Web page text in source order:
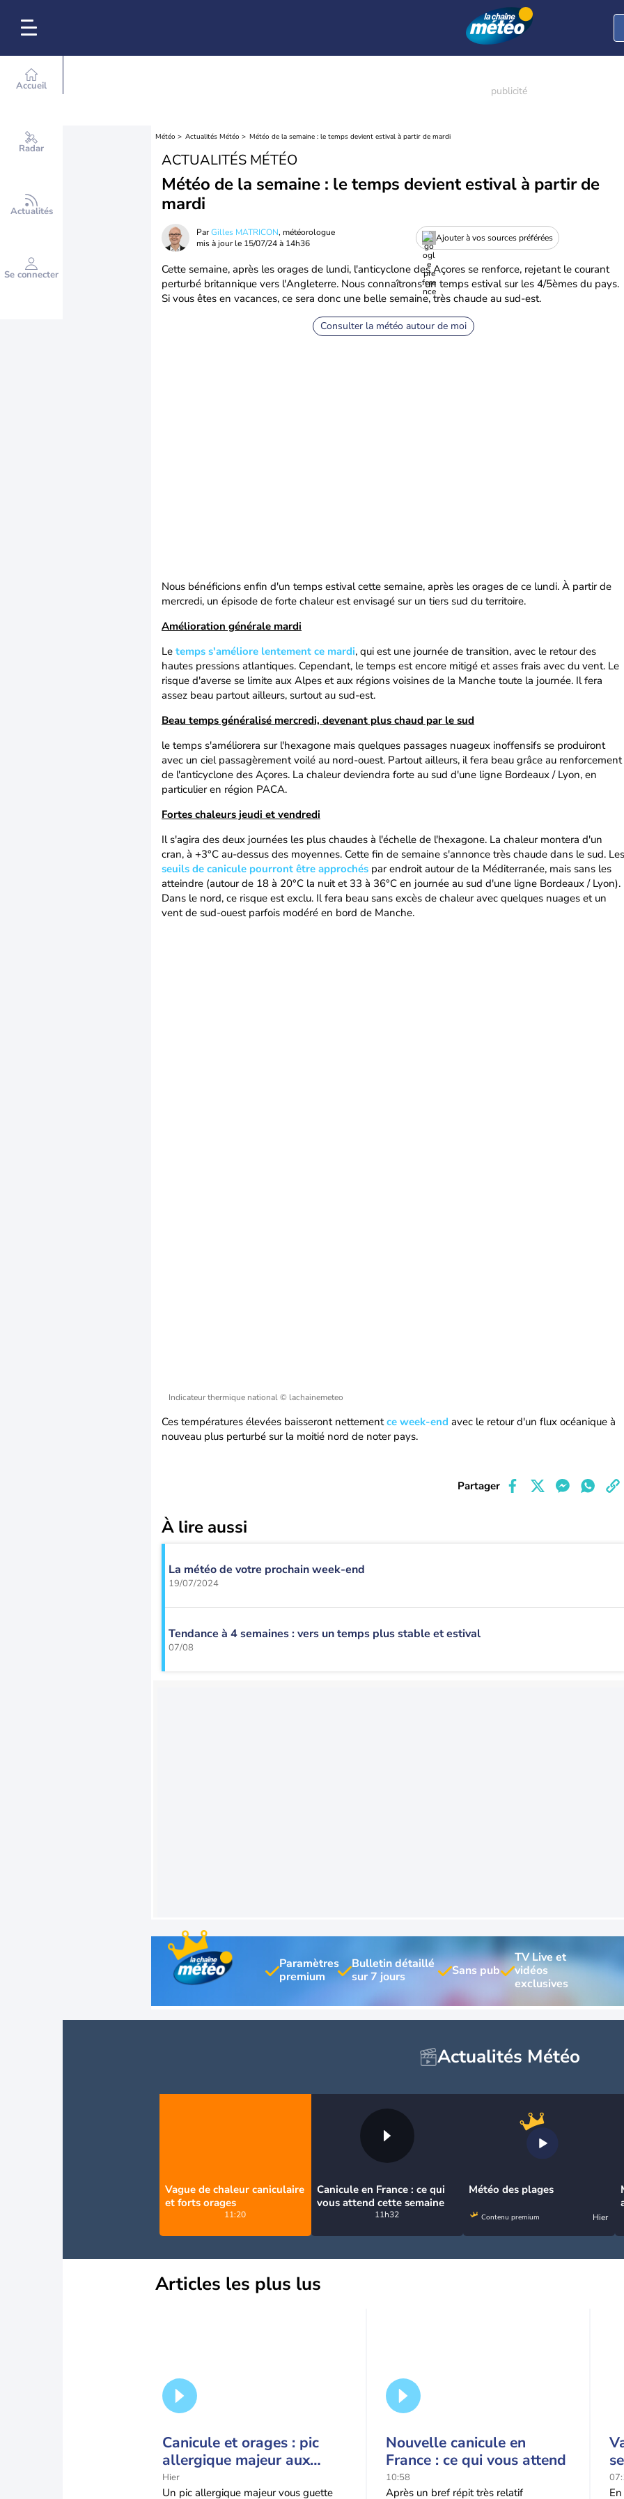
Accueil
Radar
Actualités
Se connecter
Météo Actualités Météo Météo de la semaine : le temps devient estival à partir de mardi
ACTUALITÉS MÉTÉO
Météo de la semaine : le temps devient estival à partir de
mardi
ParGilles MATRICON, météorologue
mis à jour le 15/07/24 à 14h36
Ajouter à vos sources préférées
Cette semaine, après les orages de lundi, l'anticyclone des Açores se renforce, rejetant le courant
perturbé britannique vers l'Angleterre. Nous connaîtrons un temps estival sur les 4/5èmes du pays.
Si vous êtes en vacances, ce sera donc une belle semaine, très chaude au sud-est.
Consulter la météo autour de moi
Nous bénéficions enfin d'un temps estival cette semaine, après les orages de ce lundi. À partir de
mercredi, un épisode de forte chaleur est envisagé sur un tiers sud du territoire.
Amélioration générale mardi
Le temps s'améliore lentement ce mardi, qui est une journée de transition, avec le retour des
hautes pressions atlantiques. Cependant, le temps est encore mitigé et asses frais avec du vent. Le
risque d'averse se limite aux Alpes et aux régions voisines de la Manche toute la journée. Il fera
assez beau partout ailleurs, surtout au sud-est.
Beau temps généralisé mercredi, devenant plus chaud par le sud
le temps s'améliorera sur l'hexagone mais quelques passages nuageux inoffensifs se produiront
avec un ciel passagèrement voilé au nord-ouest. Partout ailleurs, il fera beau grâce au renforcement
de l'anticyclone des Açores. La chaleur deviendra forte au sud d'une ligne Bordeaux / Lyon, en
particulier en région PACA.
Fortes chaleurs jeudi et vendredi
Il s'agira des deux journées les plus chaudes à l'échelle de l'hexagone. La chaleur montera d'un
cran, à +3°C au-dessus des moyennes. Cette fin de semaine s'annonce très chaude dans le sud. Les
seuils de canicule pourront être approchés par endroit autour de la Méditerranée, mais sans les
atteindre (autour de 18 à 20°C la nuit et 33 à 36°C en journée au sud d'une ligne Bordeaux / Lyon).
Dans le nord, ce risque est exclu. Il fera beau sans excès de chaleur avec quelques nuages et un
vent de sud-ouest parfois modéré en bord de Manche.
Indicateur thermique national© lachainemeteo
Ces températures élevées baisseront nettementce week-end avec le retour d'un flux océanique à
nouveau plus perturbé sur la moitié nord de noter pays.
Partager
À lire aussi
La météo de votre prochain week-end
19/07/2024
Tendance à 4 semaines : vers un temps plus stable et estival
07/08
Paramètres
Bulletin détaillé
TV Live et
vidéos
Actualités Météo
Vague de chaleur caniculaire
et forts orages
11:20
Canicule en France : ce qui
vous attend cette semaine
11h32
Météo des plages
Contenu premium Hier
Articles les plus lus
Canicule et orages : pic
allergique majeur aux
urticacées sur la moitié
nord
Hier
Un pic allergique majeur vous guette
Nouvelle canicule en
France : ce qui vous attend
10:58
Après un bref répit très relatif